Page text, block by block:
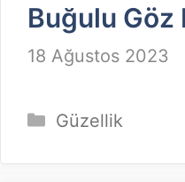
Buğulu
18 Ağustos 2023
Kategoriler
Güzellik